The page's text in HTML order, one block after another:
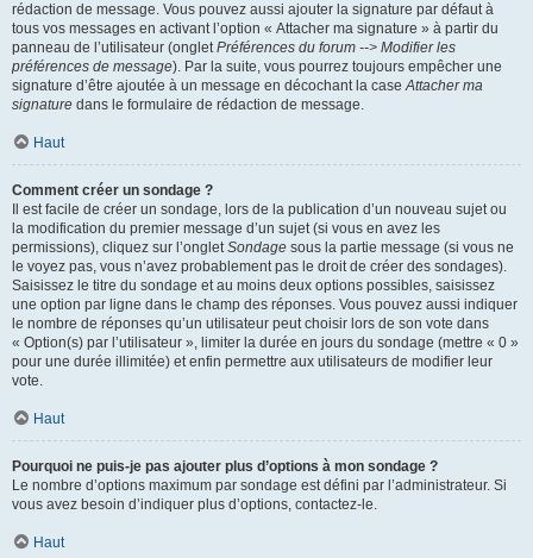
rédaction de message. Vous pouvez aussi ajouter la signature par défaut à
tous vos messages en activant l’option « Attacher ma signature » à partir du
panneau de l’utilisateur (ongletPréférences du forum --> Modifier les
préférences de message). Par la suite, vous pourrez toujours empêcher une
signature d’être ajoutée à un message en décochant la caseAttacher ma
signature dans le formulaire de rédaction de message.
Haut
Comment créer un sondage ?
Il est facile de créer un sondage, lors de la publication d’un nouveau sujet ou
la modification du premier message d’un sujet (si vous en avez les
permissions), cliquez sur l’ongletSondage sous la partie message (si vous ne
le voyez pas, vous n’avez probablement pas le droit de créer des sondages).
Saisissez le titre du sondage et au moins deux options possibles, saisissez
une option par ligne dans le champ des réponses. Vous pouvez aussi indiquer
le nombre de réponses qu’un utilisateur peut choisir lors de son vote dans
« Option(s) par l’utilisateur », limiter la durée en jours du sondage (mettre « 0 »
pour une durée illimitée) et enfin permettre aux utilisateurs de modifier leur
vote.
Haut
Pourquoi ne puis-je pas ajouter plus d’options à mon sondage ?
Le nombre d’options maximum par sondage est défini par l’administrateur. Si
vous avez besoin d’indiquer plus d’options, contactez-le.
Haut